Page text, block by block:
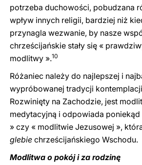
potrzeba duchowości, pobudzana
wpływ innych religii, bardziej niż
przynagla wezwanie, by nasze
chrześcijańskie stały się «
modlitwy ».10
Różaniec należy do najlepszej i
wypróbowanej tradycji
Rozwinięty na Zachodzie, jest
medytacyjną i odpowiada
» czy « modlitwie Jezusowej »,
glebie chrześcijańskiego Wschodu.
Modlitwa o pokój i za rodzinę